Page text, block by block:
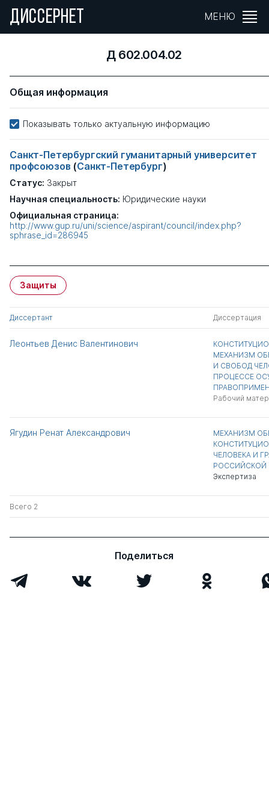
ДИССЕРНЕТ МЕНЮ
Д 602.004.02
Общая информация
Показывать только актуальную информацию
Санкт-Петербургский гуманитарный университет
профсоюзов (Санкт-Петербург)
Статус: Закрыт
Научная специальность: Юридические науки
Официальная страница:
http://www.gup.ru/uni/science/aspirant/council/index.php?
sphrase_id=286945
Защиты
Диссертант Диссертация
Леонтьев Денис Валентинович
МЕХАНИЗМ
И СВОБОД
ПРОЦЕССЕ
Рабочий
Ягудин Ренат Александрович
МЕХАНИЗМ
ЧЕЛОВЕКА И
РОССИЙСКОЙ
Экспертиза
Всего 2
Поделиться